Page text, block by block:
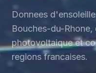
Donnees
Bouches-du-
photovoltaique et
regions francaises.